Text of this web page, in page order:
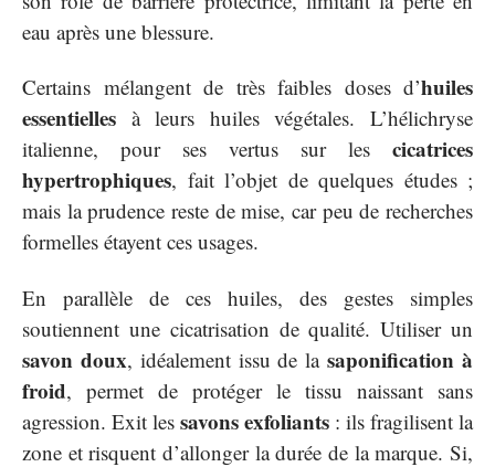
eau après une blessure.
Certains mélangent de très faibles doses d’huiles
essentielles à leurs huiles végétales. L’hélichryse
italienne, pour ses vertus sur les cicatrices
hypertrophiques, fait l’objet de quelques études ;
mais la prudence reste de mise, car peu de recherches
formelles étayent ces usages.
En parallèle de ces huiles, des gestes simples
soutiennent une cicatrisation de qualité. Utiliser un
savon doux, idéalement issu de lasaponification à
froid, permet de protéger le tissu naissant sans
agression. Exit les savons exfoliants : ils fragilisent la
zone et risquent d’allonger la durée de la marque. Si,